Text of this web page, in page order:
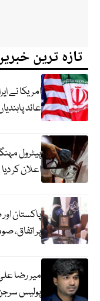
تازہ ترین
عائد
پیٹرول
اعلان کر دیا
پاکستان
پر اتفاق،
میر رضا
پولیس